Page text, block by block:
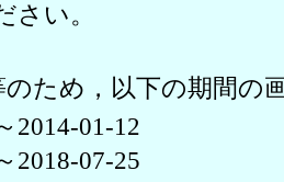
さい。
のため，以下の期間の
2014-01-12
2018-07-25